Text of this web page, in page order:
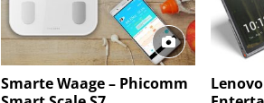
Smarte Waage – Phicomm